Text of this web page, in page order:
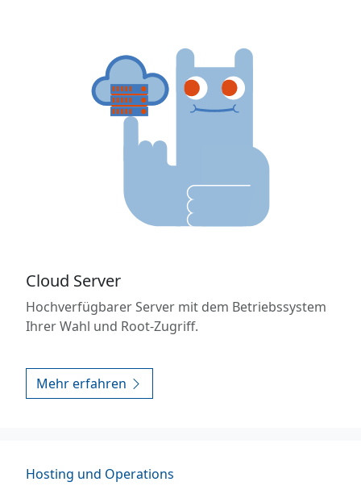
Cloud Server
Hochverfügbarer Server mit dem Betriebssystem
Ihrer Wahl und Root-Zugriff.
Mehr erfahren
Hosting und Operations